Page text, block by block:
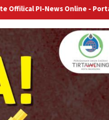
Online - Portal Berita